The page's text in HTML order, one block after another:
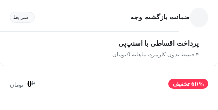
ضمانت بازگشت وجه شرایط
پرداخت اقساطی با اسنپ‌پی
۴ قسط بدون کارمزد، ماهانه 0 تومان
60% تخفیف 0
0 تومان